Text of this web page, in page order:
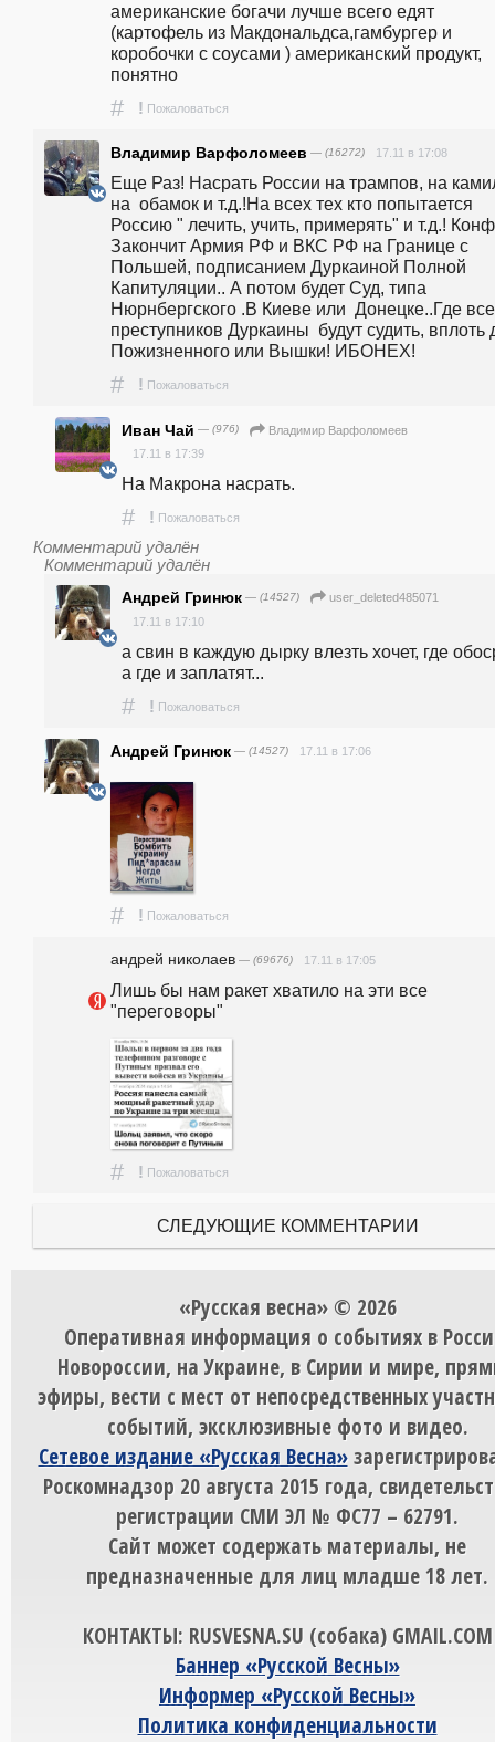
американские богачи лучше всего едят
(картофель из Макдональдса,гамбургер и
коробочки с соусами ) американский продукт,
понятно
# ! Пожаловаться
Владимир Варфоломеев — (16272) 17.11 в 17:08
Еще Раз! Насрать России на трампов, на
на  обамок и т.д.!На всех тех кто попытается
Россию " лечить, учить, примерять" и т.д.!
Закончит Армия РФ и ВКС РФ на Границе с
Польшей, подписанием Дуркаиной Полной
Капитуляции.. А потом будет Суд, типа
Нюрнбергского .В Киеве или  Донецке..Где
преступников Дуркаины  будут судить, вплоть
Пожизненного или Вышки! ИБОНЕХ!
# ! Пожаловаться
Иван Чай — (976)
Владимир Варфоломеев
17.11 в 17:39
На Макрона насрать.
# ! Пожаловаться
Комментарий удалён
Комментарий удалён
Андрей Гринюк — (14527)
user_deleted485071
17.11 в 17:10
а свин в каждую дырку влезть хочет, где
а где и заплатят...
# ! Пожаловаться
Андрей Гринюк — (14527) 17.11 в 17:06
# ! Пожаловаться
андpeй николаев — (69676) 17.11 в 17:05
Лишь бы нам ракет хватило на эти все
"переговоры"
# ! Пожаловаться
СЛЕДУЮЩИЕ КОММЕНТАРИИ
«Русская весна» © 2026
Оперативная информация о событиях в
Новороссии, на Украине, в Сирии и мире,
эфиры, вести с мест от непосредственных
событий, эксклюзивные фото и видео.
Сетевое издание «Русская Весна»
Роскомнадзор 20 августа 2015 года,
регистрации СМИ ЭЛ № ФС77 – 62791.
Сайт может содержать материалы, не
предназначенные для лиц младше 18 лет.
КОНТАКТЫ: RUSVESNA.SU (собака) GMAIL.COM
Баннер «Русской Весны»
Информер «Русской Весны»
Политика конфиденциальности